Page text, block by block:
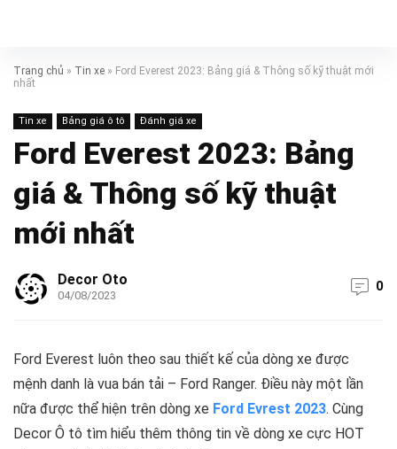
Trang chủ » Tin xe » Ford Everest 2023: Bảng giá & Thông số kỹ thuật mới
nhất
Tin xe Bảng giá ô tô Đánh giá xe
Ford Everest 2023: Bảng
giá & Thông số kỹ thuật
mới nhất
Decor Oto
04/08/2023
0
Ford Everest luôn theo sau thiết kế của dòng xe được
mệnh danh là vua bán tải – Ford Ranger. Điều này một lần
nữa được thể hiện trên dòng xe Ford Evrest 2023. Cùng
Decor Ô tô tìm hiểu thêm thông tin về dòng xe cực HOT